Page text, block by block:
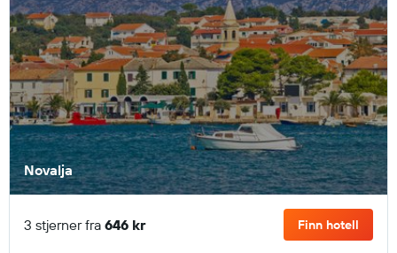
Novalja
3 stjerner fra 646 kr Finn hotell